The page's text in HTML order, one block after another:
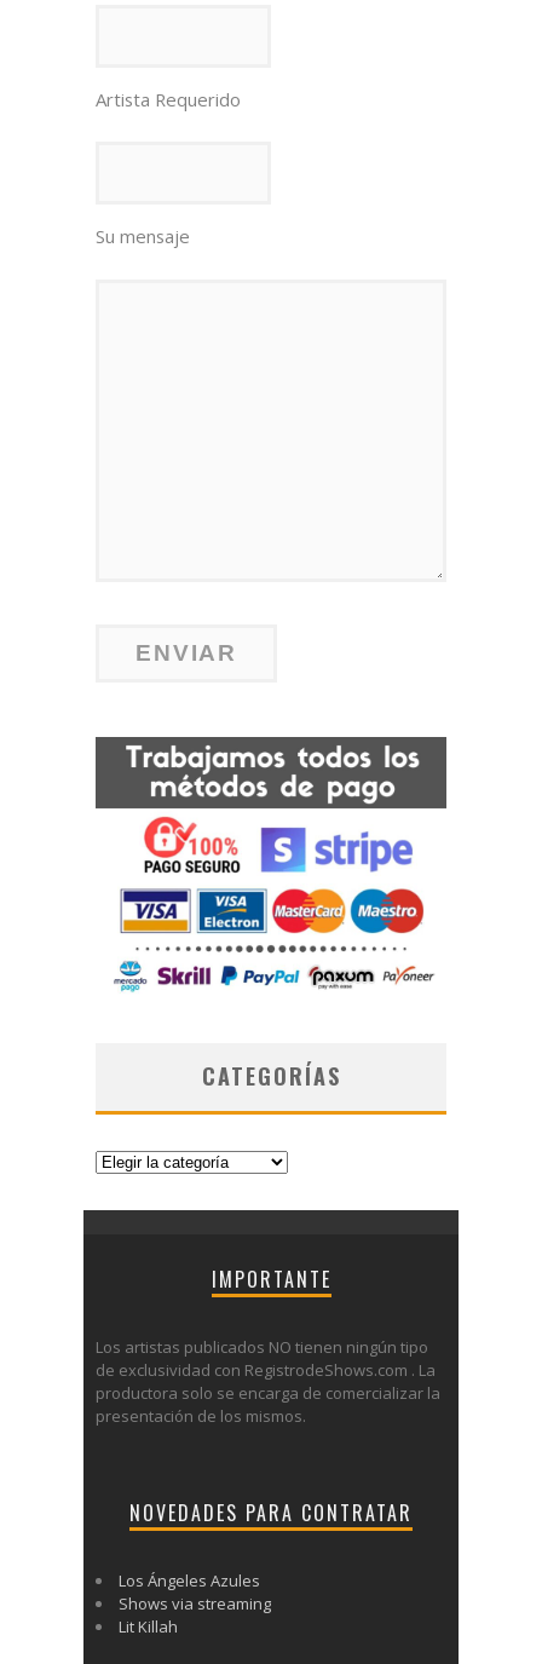
Artista Requerido
Su mensaje
CATEGORÍAS
Categorías
IMPORTANTE
Los artistas publicados NO tienen ningún tipo
de exclusividad con RegistrodeShows.com . La
productora solo se encarga de comercializar la
presentación de los mismos.
NOVEDADES PARA CONTRATAR
Los Ángeles Azules
Shows via streaming
Lit Killah